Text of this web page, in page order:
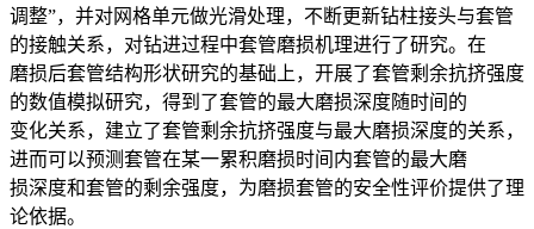
调整”，并对网格单元做光滑处理，不断更新钻柱接头与套管
的接触关系，对钻进过程中套管磨损机理进行了研究。在
磨损后套管结构形状研究的基础上，开展了套管剩余抗挤强度
的数值模拟研究，得到了套管的最大磨损深度随时间的
变化关系，建立了套管剩余抗挤强度与最大磨损深度的关系，
进而可以预测套管在某一累积磨损时间内套管的最大磨
损深度和套管的剩余强度，为磨损套管的安全性评价提供了理
论依据。